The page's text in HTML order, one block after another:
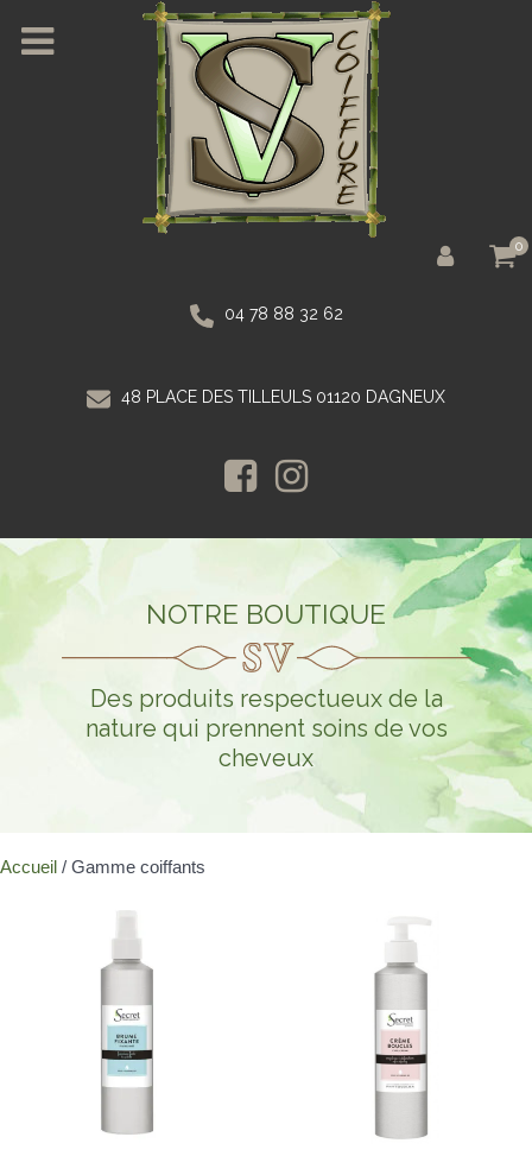
0
04 78 88 32 62
48 PLACE DES TILLEULS 01120 DAGNEUX
NOTRE BOUTIQUE
Des produits respectueux de la
nature qui prennent soins de vos
cheveux
Accueil / Gamme coiffants